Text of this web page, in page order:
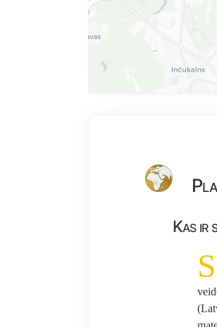
Kas ir
S